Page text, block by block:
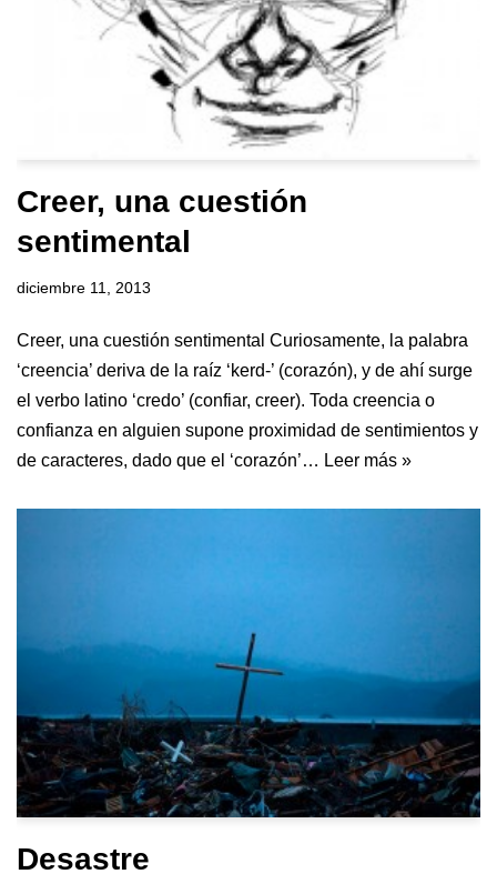
Creer, una cuestión
sentimental
diciembre 11, 2013
Creer, una cuestión sentimental Curiosamente, la palabra
‘creencia’ deriva de la raíz ‘kerd-’ (corazón), y de ahí surge
el verbo latino ‘credo’ (confiar, creer). Toda creencia o
confianza en alguien supone proximidad de sentimientos y
de caracteres, dado que el ‘corazón’… Leer más »
Desastre